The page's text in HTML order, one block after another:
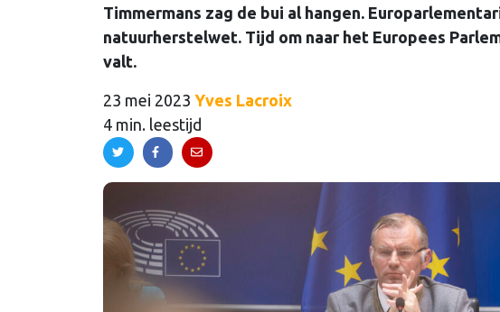
Timmermans zag de bui al hangen.
natuurherstelwet. Tijd om naar het Europees
valt.
23 mei 2023 Yves Lacroix
4 min. leestijd